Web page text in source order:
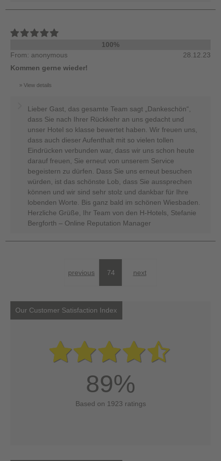
100%
From: anonymous
28.12.23
Kommen gerne wieder!
View details
Lieber Gast, das gesamte Team sagt „Dankeschön“,
dass Sie nach Ihrer Rückkehr an uns gedacht und
unser Hotel so klasse bewertet haben. Wir freuen uns,
dass auch dieser Aufenthalt mit so vielen tollen
Eindrücken verbunden war, dass wir uns schon heute
darauf freuen, Sie erneut von unserem Service
begeistern zu dürfen. Dass Sie uns erneut besuchen
würden, ist das schönste Lob, dass Sie aussprechen
können und wir sind sehr stolz und dankbar für Ihre
lobenden Worte. Bis ganz bald im schönen Wiesbaden.
Herzliche Grüße, Ihr Team von den H-Hotels, Stefanie
Bergforth – Online Reputation Manager
previous 74 next
Our Customer Satisfaction Index
89%
Based on 1923 ratings